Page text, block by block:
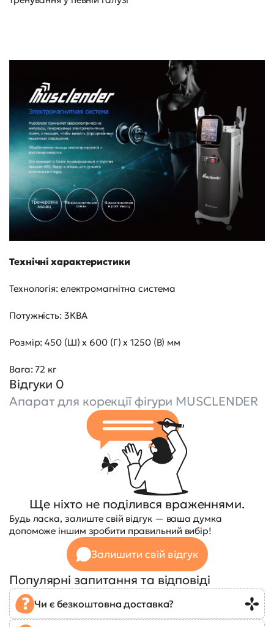
Технічні характеристики
Технологія: електромагнітна система
Потужність: 3КВА
Розмір: 450 (Ш) х 600 (Г) х 1250 (В) мм
Вага: 72 кг
Відгуки 0
Апарат для корекції фігури MUSCLENDER
Ще ніхто не поділився враженнями.
Будь ласка, залиште свій відгук — ваша думка
допоможе іншим зробити правильний вибір!
Залишити свій відгук
Популярні запитання та відповіді
Чи є безкоштовна доставка?